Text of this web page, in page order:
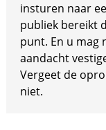
insturen naar
publiek bereikt
punt. En u mag
aandacht
Vergeet de
niet.